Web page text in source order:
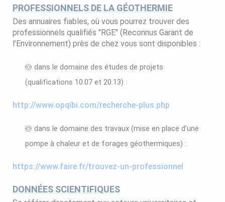
PROFESSIONNELS DE LA GÉOTHERMIE
Des annuaires fiables, où vous pourrez trouver des
professionnels qualifiés "RGE" (Reconnus Garant de
l’Environnement) près de chez vous sont disponibles :
dans le domaine des études de projets
(qualifications 10.07 et 20.13) :
http://www.opqibi.com/recherche-plus.php
dans le domaine des travaux (mise en place d’une
pompe à chaleur et de forages géothermiques) :
https://www.faire.fr/trouvez-un-professionnel
DONNÉES SCIENTIFIQUES